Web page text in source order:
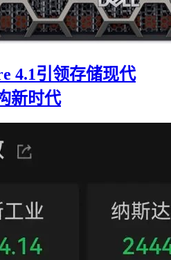
4.1引领存储现代
新时代